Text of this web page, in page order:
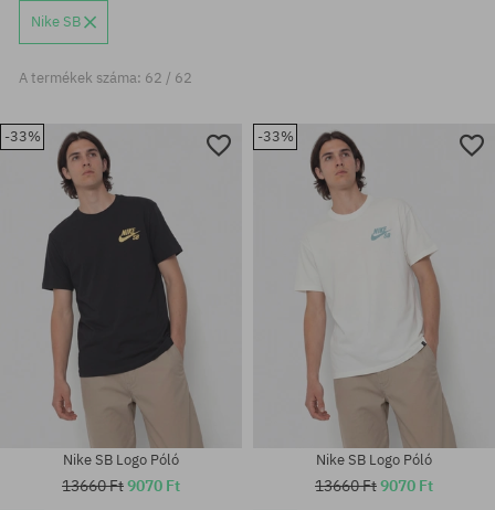
Nike SB
A termékek száma: 62 / 62
-33%
Nike SB Logo Póló
13660 Ft9070 Ft
-33%
Nike SB Logo Póló
13660 Ft9070 Ft